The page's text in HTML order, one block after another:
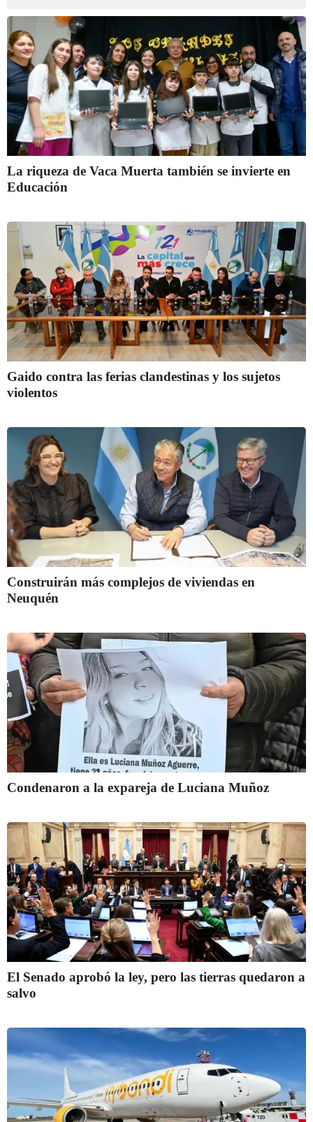
La riqueza de Vaca Muerta también se invierte en
Educación
Gaido contra las ferias clandestinas y los sujetos
violentos
Construirán más complejos de viviendas en
Neuquén
Condenaron a la expareja de Luciana Muñoz
El Senado aprobó la ley, pero las tierras quedaron a
salvo